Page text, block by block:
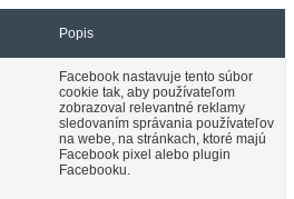
Popis
Facebook nastavuje tento súbor
cookie tak, aby používateľom
zobrazoval relevantné reklamy
sledovaním správania používateľov
na webe, na stránkach, ktoré majú
Facebook pixel alebo plugin
Facebooku.